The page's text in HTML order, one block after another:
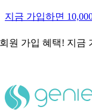
지금 가입하면
원 가입 혜택! 지금